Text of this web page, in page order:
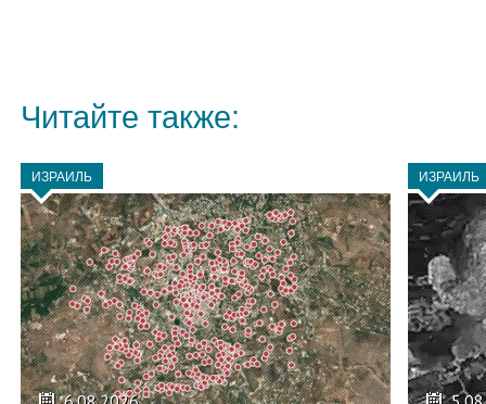
Читайте также:
ИЗРАИЛЬ ИЗРАИЛЬ